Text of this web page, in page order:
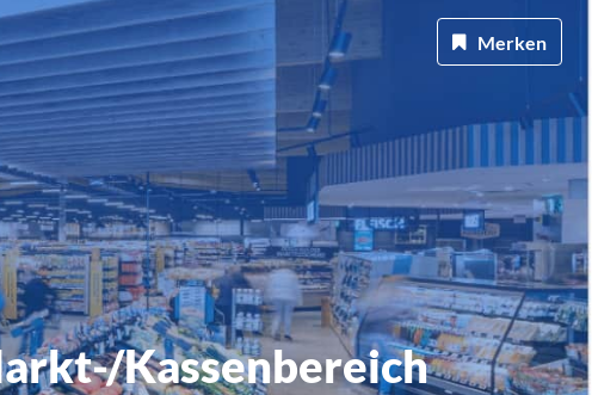
Kassenbereich
Merken